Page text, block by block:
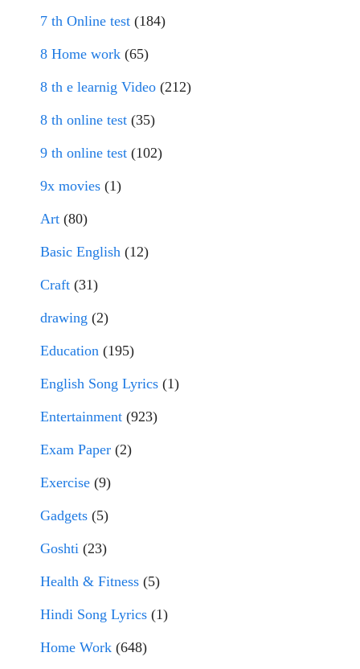
7 th Online test (184)
8 Home work (65)
8 th e learnig Video (212)
8 th online test (35)
9 th online test (102)
9x movies (1)
Art (80)
Basic English (12)
Craft (31)
drawing (2)
Education (195)
English Song Lyrics (1)
Entertainment (923)
Exam Paper (2)
Exercise (9)
Gadgets (5)
Goshti (23)
Health & Fitness (5)
Hindi Song Lyrics (1)
Home Work (648)